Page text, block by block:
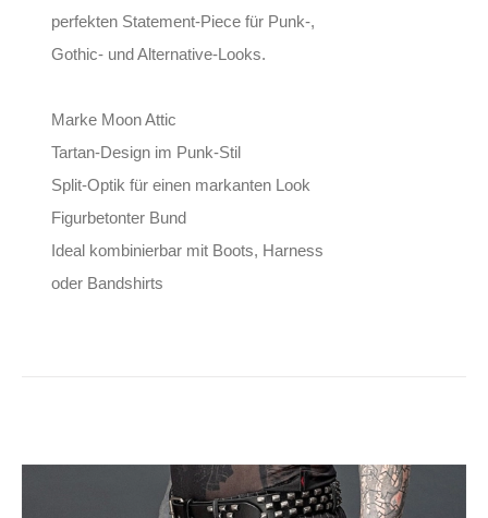
perfekten Statement-Piece für Punk-,
Gothic- und Alternative-Looks.
Marke Moon Attic
Tartan-Design im Punk-Stil
Split-Optik für einen markanten Look
Figurbetonter Bund
Ideal kombinierbar mit Boots, Harness
oder Bandshirts